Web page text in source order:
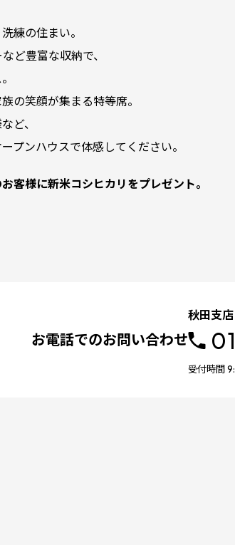
練の住まい。
ど豊富な収納で、
の笑顔が集まる特等席。
ど、
プンハウスで体感してください。
客様に新米コシヒカリをプレゼント。
お電話でのお問い合わせ
秋田支店
受付時間